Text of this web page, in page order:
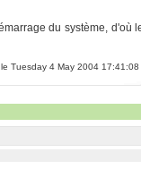
du système, d'où
Tuesday 4 May 2004 17:41:08